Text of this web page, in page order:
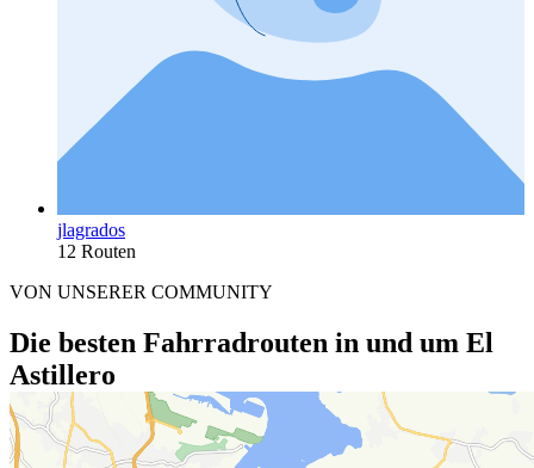
jlagrados
12 Routen
VON UNSERER COMMUNITY
Die besten Fahrradrouten in und um El
Astillero